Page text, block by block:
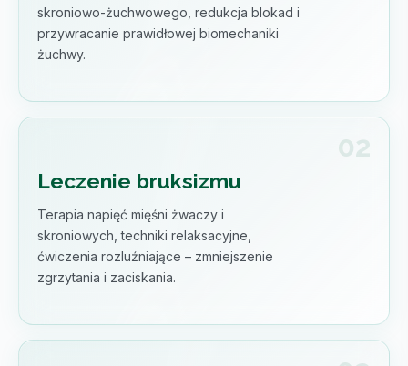
skroniowo-żuchwowego, redukcja blokad i
przywracanie prawidłowej biomechaniki
żuchwy.
Leczenie bruksizmu
Terapia napięć mięśni żwaczy i
skroniowych, techniki relaksacyjne,
ćwiczenia rozluźniające – zmniejszenie
zgrzytania i zaciskania.